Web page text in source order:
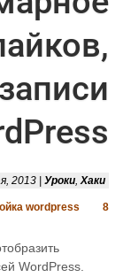
2013 | Уроки,Хаки
wordpress 8
WordPress.